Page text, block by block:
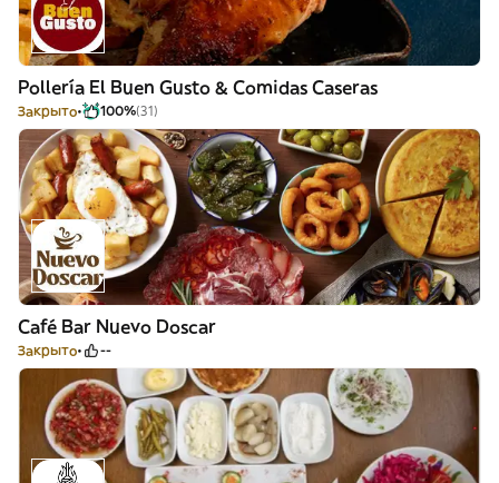
Pollería El Buen Gusto & Comidas Caseras
Закрыто 100%(31)
Café Bar Nuevo Doscar
Закрыто --